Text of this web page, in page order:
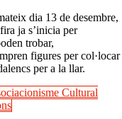
dia 13 de desembre,
ja s’inicia per
trobar,
figures per col·locar
per a la llar.
Cultural